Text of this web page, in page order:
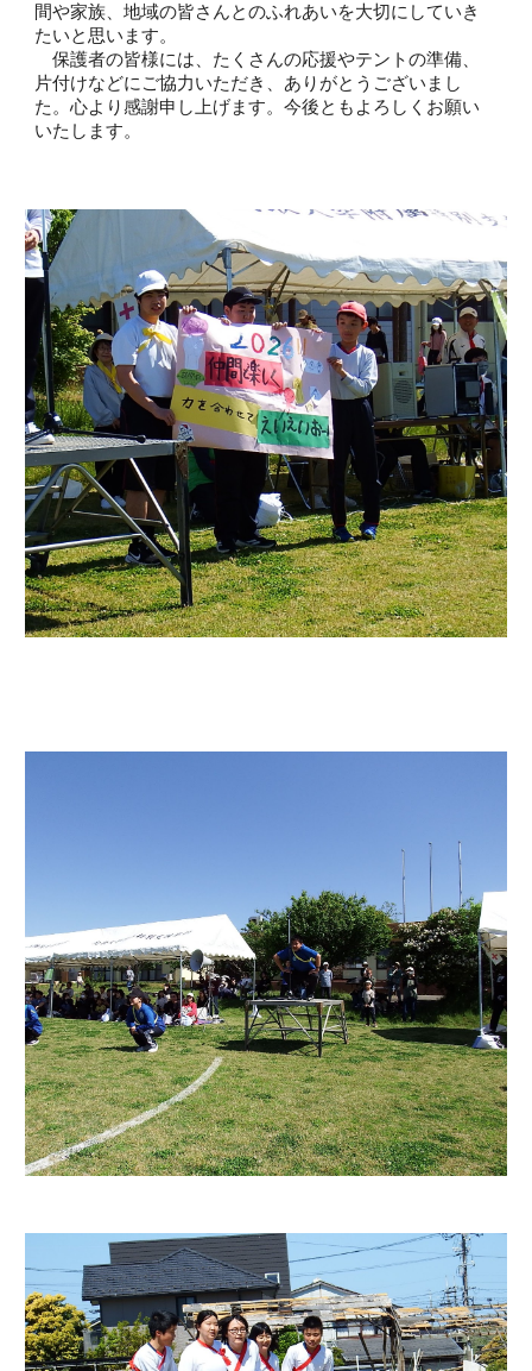
間や家族、地域の皆さんとのふれあいを大切にしていき
たいと思います。
保護者の皆様には、たくさんの応援やテントの準備、
片付けなどにご協力いただき、ありがとうございまし
た。心より感謝申し上げます。今後ともよろしくお願い
いたします。